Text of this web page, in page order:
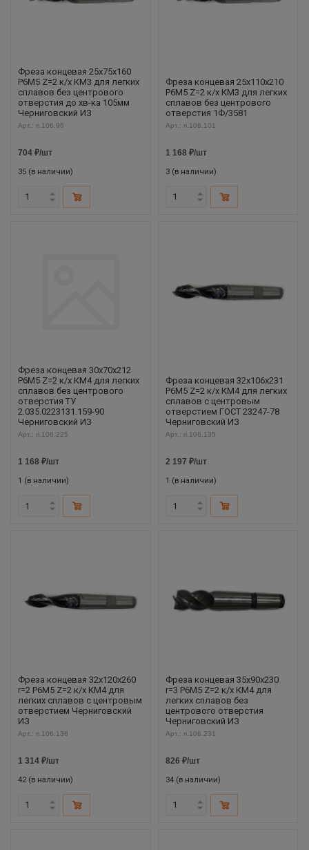
Фреза концевая 25х75х160
Р6М5 Z=2 к/х КМ3 для легких
сплавов без центрового
отверстия до хв-ка 105мм
Черниговский ИЗ
Арт.: ri.106.96
704 ₽/шт
35 (в наличии)
Фреза концевая 25х110х210
Р6М5 Z=2 к/х КМ3 для легких
сплавов без центрового
отверстия 1Ф/3581
Арт.: ri.106.101
1 168 ₽/шт
3 (в наличии)
Фреза концевая 30х70х212
Р6М5 Z=2 к/х КМ4 для легких
сплавов без центрового
отверстия ТУ
2.035.0223131.159-90
Черниговский ИЗ
Арт.: ri.106.225
1 168 ₽/шт
1 (в наличии)
Фреза концевая 32х106х231
Р6М5 Z=2 к/х КМ4 для легких
сплавов с центровым
отверстием ГОСТ 23247-78
Черниговский ИЗ
Арт.: ri.106.135
2 197 ₽/шт
1 (в наличии)
Фреза концевая 32х120х260
r=2 Р6М5 Z=2 к/х КМ4 для
легких сплавов с центровым
отверстием Черниговский
ИЗ
Арт.: ri.106.136
1 314 ₽/шт
42 (в наличии)
Фреза концевая 35х90х230
r=3 Р6М5 Z=2 к/х КМ4 для
легких сплавов без
центрового отверстия
Черниговский ИЗ
Арт.: ri.106.231
826 ₽/шт
34 (в наличии)